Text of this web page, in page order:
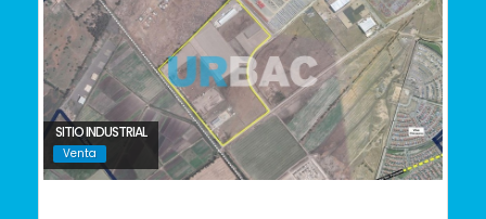
SITIO INDUSTRIAL
Venta